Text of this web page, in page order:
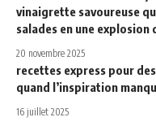
vinaigrette savoureuse
salades en une explosion
20 novembre 2025
recettes express pour
quand l’inspiration
16 juillet 2025